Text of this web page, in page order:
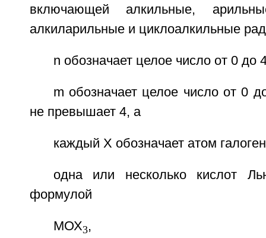
включающей алкильные,
алкиларильные и циклоалкильные
n обозначает целое число от 0 до
m обозначает целое число от 0
не превышает 4, а
каждый X обозначает атом
одна или несколько кислот
формулой
МОХ3,